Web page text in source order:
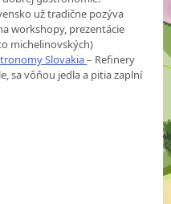
už tradične pozýva
workshopy, prezentácie
michelinovských)
Slovakia– Refinery
sa vôňou jedla a pitia zaplní